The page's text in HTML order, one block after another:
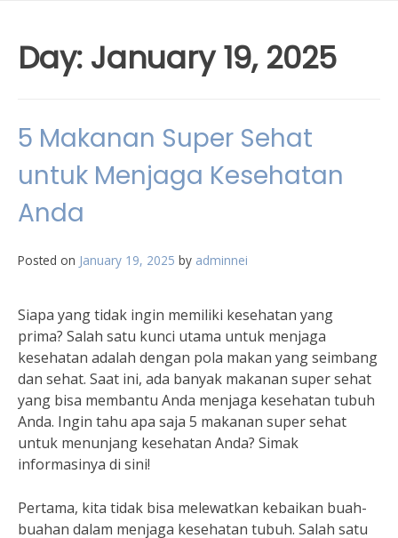
Day: January 19, 2025
5 Makanan Super Sehat
untuk Menjaga Kesehatan
Anda
Posted on January 19, 2025 by adminnei
Siapa yang tidak ingin memiliki kesehatan yang
prima? Salah satu kunci utama untuk menjaga
kesehatan adalah dengan pola makan yang seimbang
dan sehat. Saat ini, ada banyak makanan super sehat
yang bisa membantu Anda menjaga kesehatan tubuh
Anda. Ingin tahu apa saja 5 makanan super sehat
untuk menunjang kesehatan Anda? Simak
informasinya di sini!
Pertama, kita tidak bisa melewatkan kebaikan buah-
buahan dalam menjaga kesehatan tubuh. Salah satu